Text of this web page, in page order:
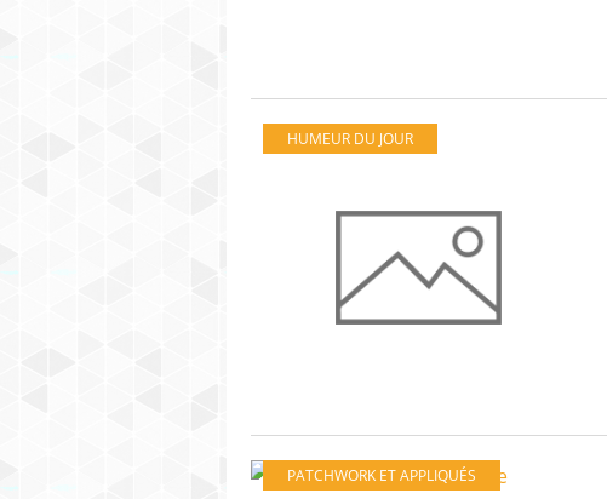
HUMEUR DU JOUR
PATCHWORK ET APPLIQUÉS